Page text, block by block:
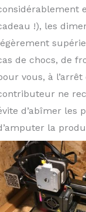
!), les
de chocs, de
vous, à
ne
d’abîmer les
la